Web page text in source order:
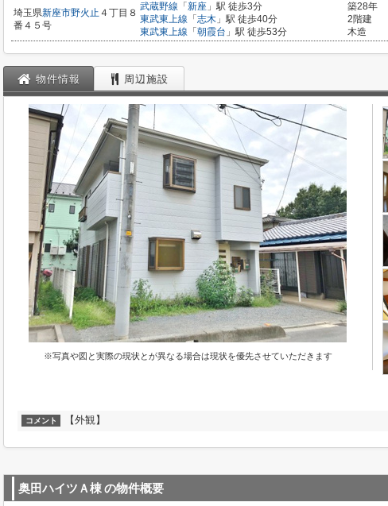
埼玉県新座市野火止 ４丁目８
番４５号
武蔵野線 「 新座 」駅 徒歩3分
東武東上線 「 志木 」駅 徒歩40分
東武東上線 「 朝霞台 」駅 徒歩53分
築28年
2階建
木造
物件情報 周辺施設
※写真や図と実際の現状とが異なる場合は現状を優先させていただきます
コメント 【外観】
奥田ハイツＡ棟の物件概要